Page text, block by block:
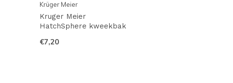
Krüger Meier
Kruger Meier
HatchSphere kweekbak
€7,20